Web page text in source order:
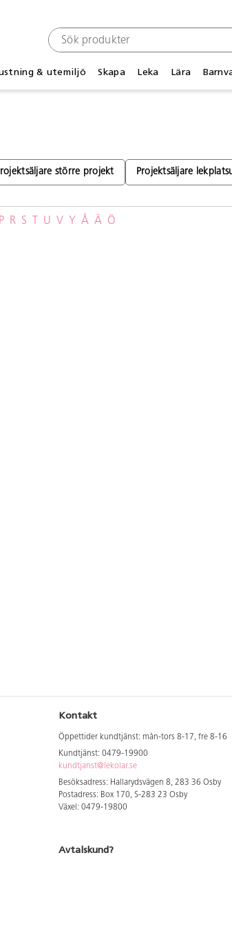
& utemiljö Skapa Leka Lära
större projekt Projektsäljare
P R S U V Y Å Ä Ö
Kontakt
Öppettider kundtjänst: mån-tors 8-17, fre 8-16
Kundtjänst: 0479-19900
kundtjanst@lekolar.se
Besöksadress: Hallarydsvägen 8, 283 36 Osby
Postadress: Box 170, S-283 23 Osby
Växel: 0479-19800
Avtalskund?